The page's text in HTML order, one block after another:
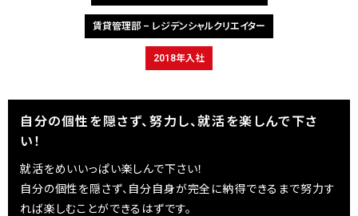
賃貸管理部 – レジデンシャルクリエイター
2018年入社
自分の個性を隠さず、努力し、就活を楽しんで下さ
い！
就活をめいいっぱい楽しんで下さい！
自分の個性を隠さず、自分自身が完全に納得できるまで努力す
れば楽しむことができるはずです。